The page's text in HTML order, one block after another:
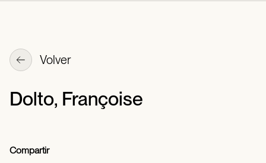
Volver
Dolto, Françoise
Compartir